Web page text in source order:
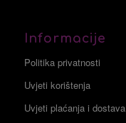
Informacije
Politika privatnosti
Uvjeti korištenja
Uvjeti plaćanja i dostava